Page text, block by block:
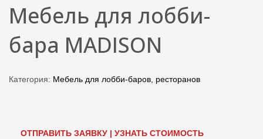
Мебель для лобби-
бара MADISON
Категория: Мебель для лобби-баров, ресторанов
ОТПРАВИТЬ ЗАЯВКУ | УЗНАТЬ СТОИМОСТЬ